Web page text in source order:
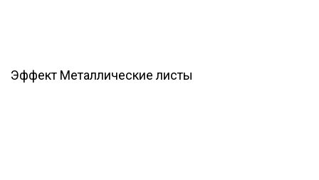
Эффект Металлические листы